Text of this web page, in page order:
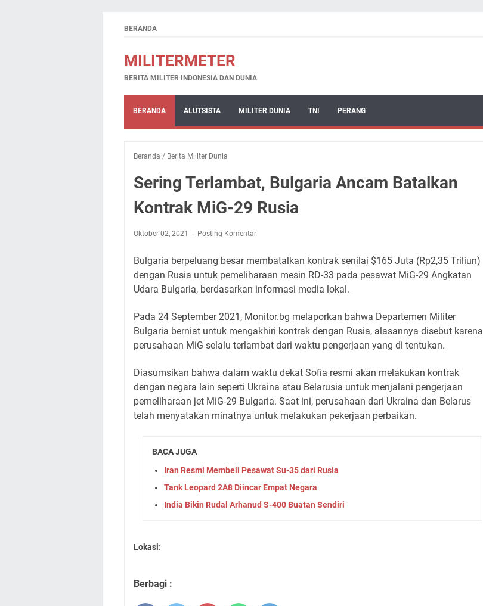
BERANDA
MILITERMETER
BERITA MILITER INDONESIA DAN DUNIA
BERANDA ALUTSISTA MILITER DUNIA TNI PERANG
Beranda / Berita Militer Dunia
Sering Terlambat, Bulgaria Ancam Batalkan
Kontrak MiG-29 Rusia
Oktober 02, 2021 Posting Komentar
Bulgaria berpeluang besar membatalkan kontrak senilai $165 Juta (Rp2,35 Triliun)
dengan Rusia untuk pemeliharaan mesin RD-33 pada pesawat MiG-29 Angkatan
Udara Bulgaria, berdasarkan informasi media lokal.
Pada 24 September 2021, Monitor.bg melaporkan bahwa Departemen Militer
Bulgaria berniat untuk mengakhiri kontrak dengan Rusia, alasannya disebut karena
perusahaan MiG selalu terlambat dari waktu pengerjaan yang di tentukan.
Diasumsikan bahwa dalam waktu dekat Sofia resmi akan melakukan kontrak
dengan negara lain seperti Ukraina atau Belarusia untuk menjalani pengerjaan
pemeliharaan jet MiG-29 Bulgaria. Saat ini, perusahaan dari Ukraina dan Belarus
telah menyatakan minatnya untuk melakukan pekerjaan perbaikan.
BACA JUGA
Iran Resmi Membeli Pesawat Su-35 dari Rusia
Tank Leopard 2A8 Diincar Empat Negara
India Bikin Rudal Arhanud S-400 Buatan Sendiri
Lokasi:
Berbagi :